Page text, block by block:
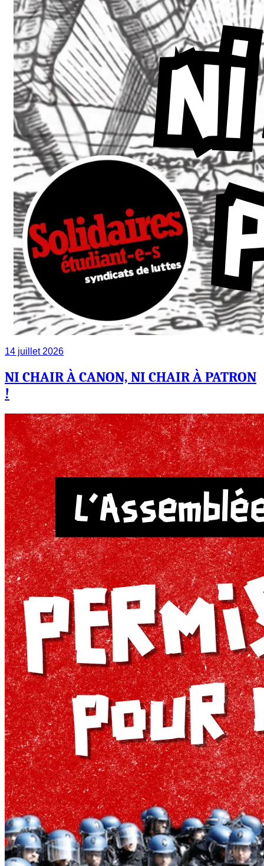
14 juillet 2026
NI CHAIR À CANON, NI CHAIR À PATRON
!